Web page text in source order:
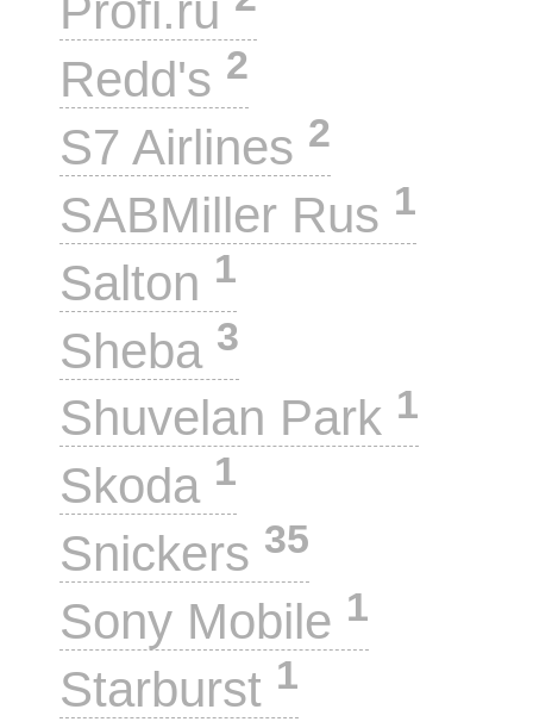
Profi.ru
Redd's 2
S7 Airlines 2
SABMiller Rus 1
Salton 1
Sheba 3
Shuvelan Park 1
Skoda 1
Snickers 35
Sony Mobile 1
Starburst 1